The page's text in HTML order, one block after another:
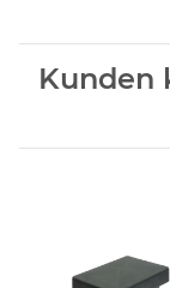
Kunden